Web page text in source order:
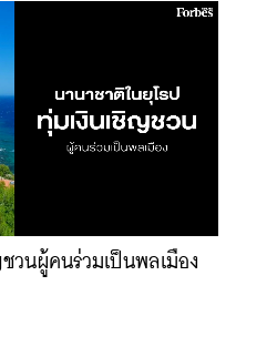
วนผู้คนร่วมเป็นพลเมือง